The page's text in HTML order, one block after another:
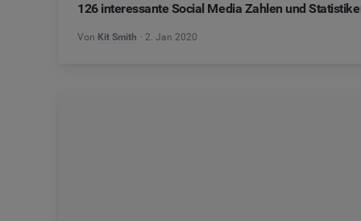
126 interessante Social Media Zahlen und
Von Kit Smith 2. Jan 2020